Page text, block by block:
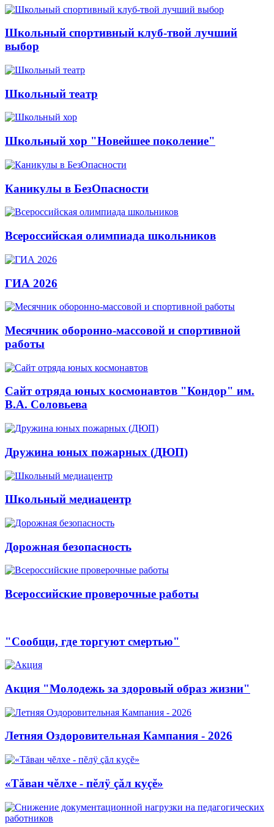
Школьный спортивный клуб-твой лучший
выбор
Школьный театр
Школьный хор "Новейшее поколение"
Каникулы в БезОпасности
Всероссийская олимпиада школьников
ГИА 2026
Месячник оборонно-массовой и спортивной
работы
Сайт отряда юных космонавтов "Кондор" им.
В.А. Соловьева
Дружина юных пожарных (ДЮП)
Школьный медиацентр
Дорожная безопасность
Всероссийские проверочные работы
"Сообщи, где торгуют смертью"
Акция "Молодежь за здоровый образ жизни"
Летняя Оздоровительная Кампания - 2026
«Тăван чĕлхе - пĕлÿ çăл куçĕ»